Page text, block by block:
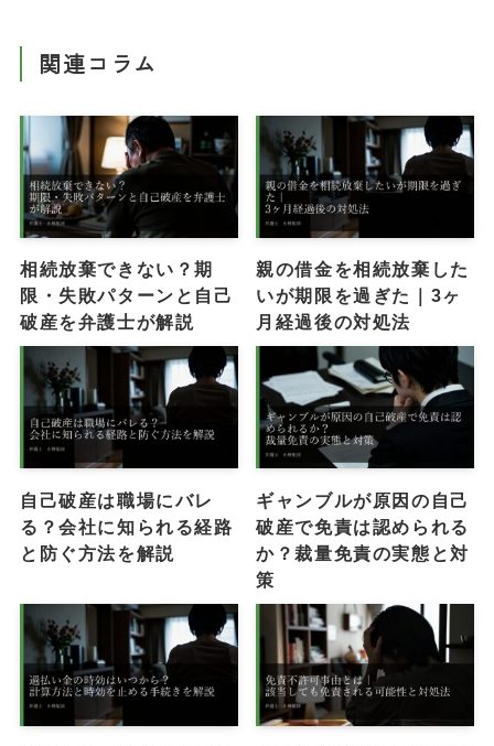
関連コラム
相続放棄できない？期
限・失敗パターンと自己
破産を弁護士が解説
親の借金を相続放棄した
いが期限を過ぎた｜3ヶ
月経過後の対処法
自己破産は職場にバレ
る？会社に知られる経路
と防ぐ方法を解説
ギャンブルが原因の自己
破産で免責は認められる
か？裁量免責の実態と対
策